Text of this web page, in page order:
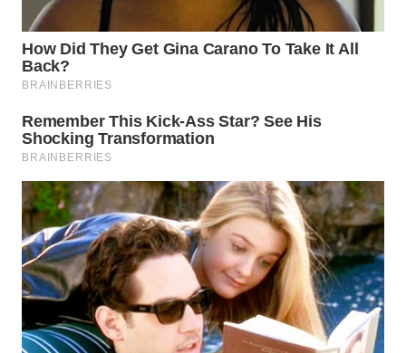
PAKPAK
WN
KARAWANG
WN
BEKASI
WN
BOGOR
WN
DEPOK
WN
TAPANULI